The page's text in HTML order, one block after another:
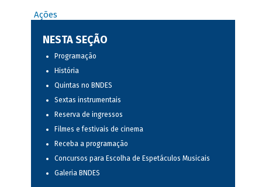
Ações
NESTA SEÇÃO
Programação
História
Quintas no BNDES
Sextas instrumentais
Reserva de ingressos
Filmes e festivais de cinema
Receba a programação
Concursos para Escolha de Espetáculos Musicais
Galeria BNDES